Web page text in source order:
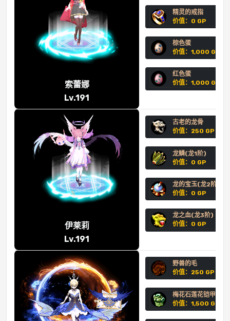
索蕾娜
Lv.191
精灵的戒指
价值：0 GP
棕色蛋
价值：1,000 GP
红色蛋
价值：1,000 GP
伊莱莉
Lv.191
古老的龙骨
价值：250 GP
龙鳞(龙1阶)
价值：0 GP
龙的宝玉(龙2阶)
价值：0 GP
龙之血(龙3阶)
价值：0 GP
野兽的毛
价值：250 GP
梅花石莲花铠甲
价值：1,500 GP